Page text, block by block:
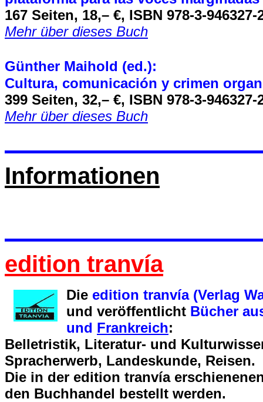
167 Seiten, 18,– €, ISBN 978-3-946327-
Mehr über dieses Buch
Günther Maihold (ed.):
Cultura, comunicación y crimen
399 Seiten, 32,– €, ISBN 978-3-946327-
Mehr über dieses Buch
Informationen
edition tranvía
Die edition tranvía (Verlag
und veröffentlicht Bücher
und Frankreich:
Belletristik, Literatur- und
Spracherwerb, Landeskunde, Reisen.
Die in der edition tranvía
den Buchhandel bestellt werden.